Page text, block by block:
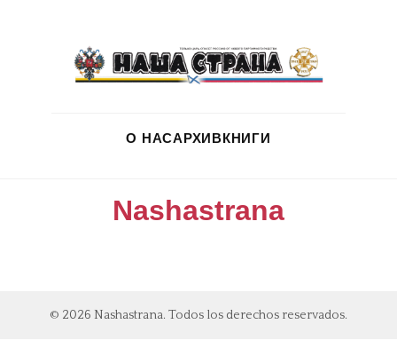
О НАСАРХИВКНИГИ
Nashastrana
© 2026 Nashastrana. Todos los derechos reservados.